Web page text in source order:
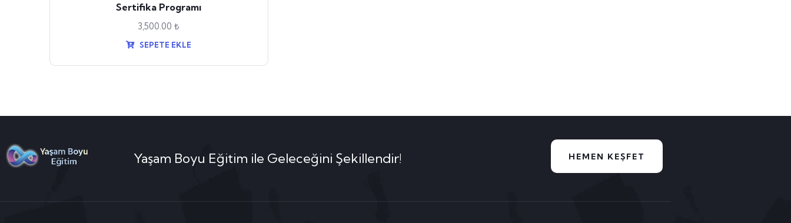
Sertifika Programı
3,500.00₺
SEPETE EKLE
Yaşam Boyu Eğitim ile Geleceğini Şekillendir! HEMEN KEŞFET